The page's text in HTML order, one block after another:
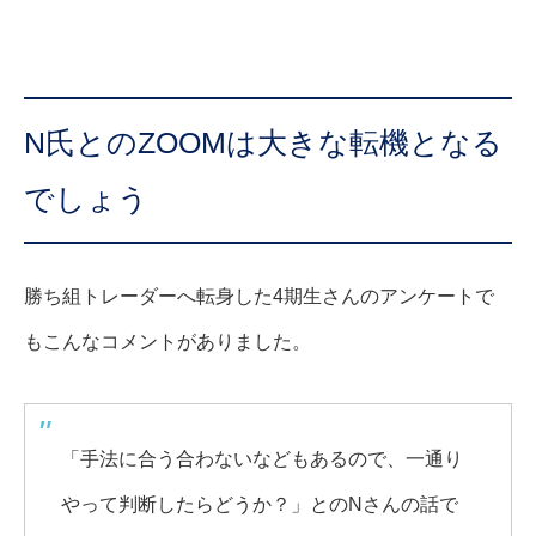
N氏とのZOOMは大きな転機となる
でしょう
勝ち組トレーダーへ転身した4期生さんのアンケートで
もこんなコメントがありました。
「手法に合う合わないなどもあるので、一通り
やって判断したらどうか？」とのNさんの話で